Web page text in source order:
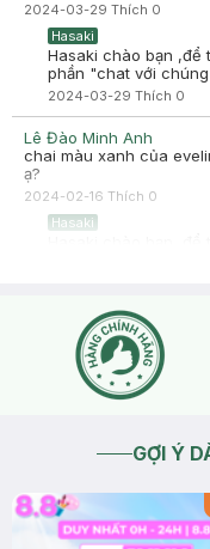
2024-03-29 Thích 0
Hasaki
Hasaki chào bạn ,để
phần "chat với
2024-03-29 Thích 0
Lê Đào Minh Anh
chai màu xanh của
ạ?
2024-02-16 Thích 0
Hasaki
phần "chat với
Hasaki chào bạn
phần "chat với
2024-02-16Thích
GỢI Ý